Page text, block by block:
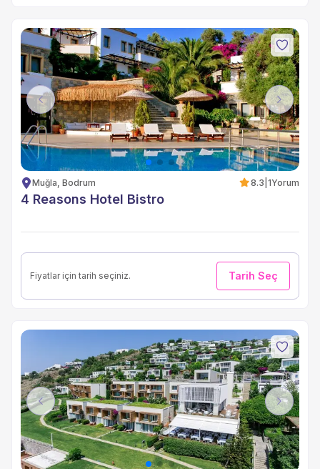
Previous Next
Muğla, Bodrum 8.3 1Yorum
4 Reasons Hotel Bistro
Fiyatlar için tarih seçiniz. Tarih Seç
Previous Next